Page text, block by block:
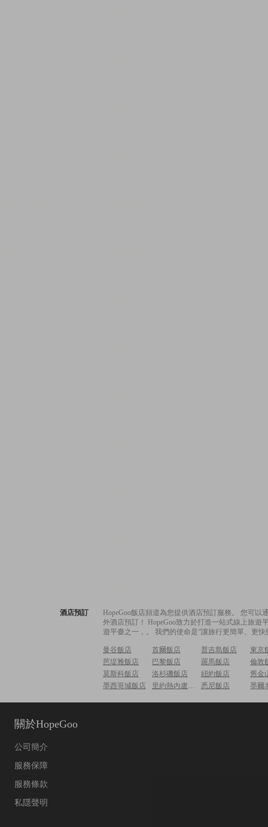
酒店預訂
HopeGoo飯店頻道為您提供酒店預訂服務。 您可
外酒店預訂！ HopeGoo致力於打造一站式線上旅
遊平臺之一，。 我們的使命是“讓旅行更簡單、更
曼谷飯店 首爾飯店 普吉島飯店
東京
芭堤雅飯店
巴黎飯店 羅馬飯店
倫敦
莫斯科飯店
洛杉磯飯店 紐約飯店
舊金
墨西哥城飯店
里約熱內盧飯店 悉尼飯店 墨爾
關於HopeGoo
公司簡介
服務保障
服務條款
私隱聲明